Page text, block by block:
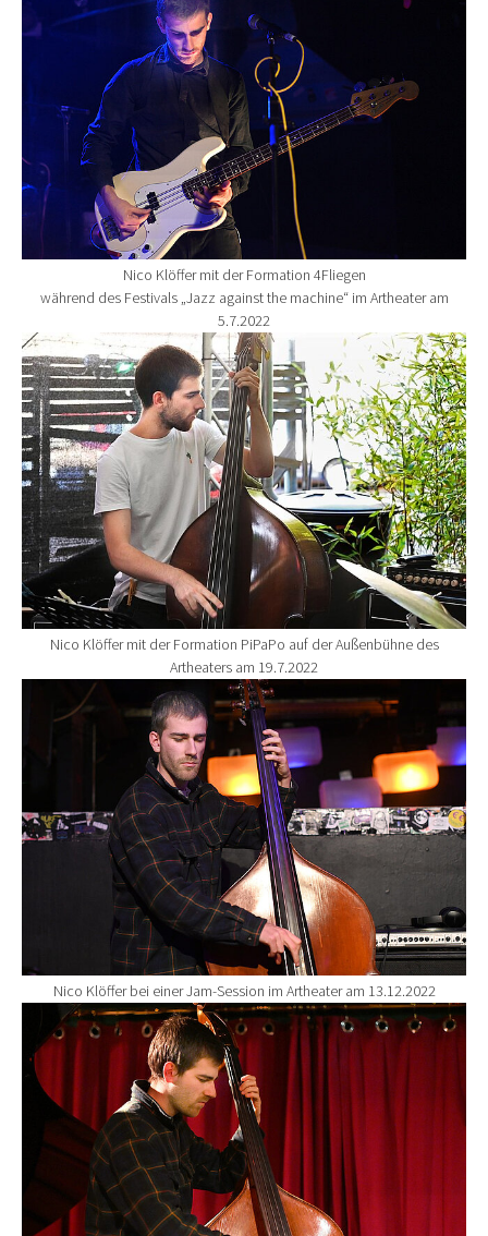
Nico Klöffer mit der Formation 4Fliegen
während des Festivals „Jazz against the machine“ im Artheater am
5.7.2022
Show larger version for:
Nico Klöffer mit der Formation PiPaPo auf der Außenbühne des
Artheaters am 19.7.2022
Show larger version for:
Nico Klöffer bei einer Jam-Session im Artheater am 13.12.2022
Show larger version for: